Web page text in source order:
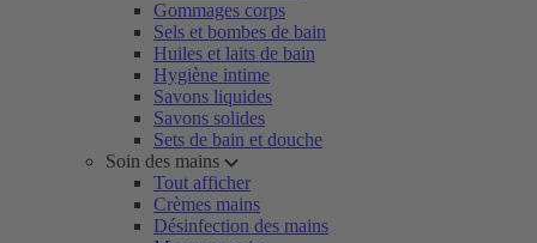
Gommages corps
Sels et bombes de bain
Huiles et laits de bain
Hygiène intime
Savons liquides
Savons solides
Sets de bain et douche
Soin des mains
Tout afficher
Crèmes mains
Désinfection des mains